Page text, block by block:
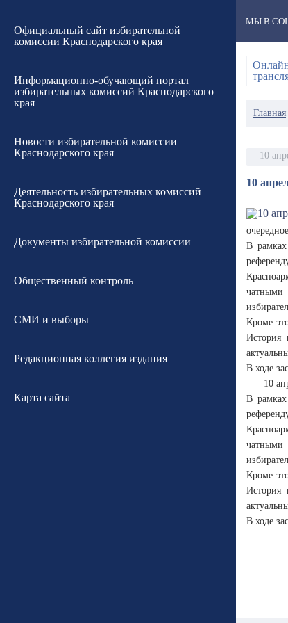
Официальный сайт избирательной
комиссии Краснодарского края
Информационно-обучающий портал
избирательных комиссий Краснодарского
края
Новости избирательной комиссии
Краснодарского края
Деятельность избирательных комиссий
Краснодарского края
Документы избирательной комиссии
Общественный контроль
СМИ и выборы
Редакционная коллегия издания
Карта сайта
МЫ В
Главная
10
10
В
чатными
Кроме
История
В ходе
10
В
чатными
Кроме
История
В ходе